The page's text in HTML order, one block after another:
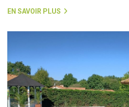
EN SAVOIR PLUS